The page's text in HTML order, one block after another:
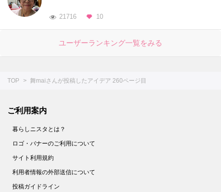
21716 10
ユーザーランキング一覧をみる
TOP 舞maiさんが投稿したアイデア 260ページ目
ご利用案内
暮らしニスタとは？
ロゴ・バナーのご利用について
サイト利用規約
利用者情報の外部送信について
投稿ガイドライン